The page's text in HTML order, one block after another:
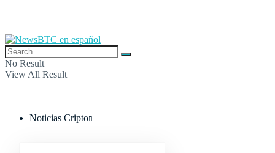
No Result
View All Result
Noticias Cripto